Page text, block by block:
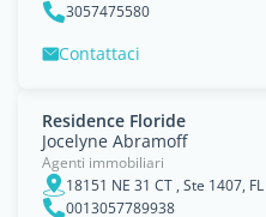
3057475580
Contattaci
Residence Floride
Jocelyne Abramoff
Agenti immobiliari
18151 NE 31 CT , Ste 1407,
0013057789938